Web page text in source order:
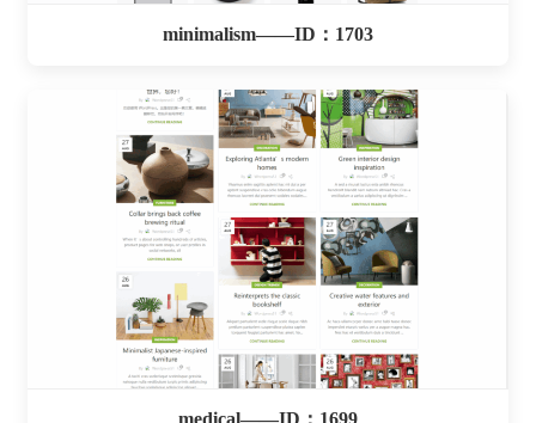
minimalism——ID：1703
medical——ID：1699